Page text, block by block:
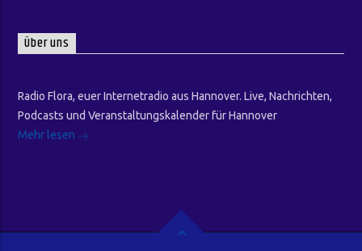
Über uns
Radio Flora, euer Internetradio aus Hannover. Live, Nachrichten,
Podcasts und Veranstaltungskalender für Hannover
Mehr lesen